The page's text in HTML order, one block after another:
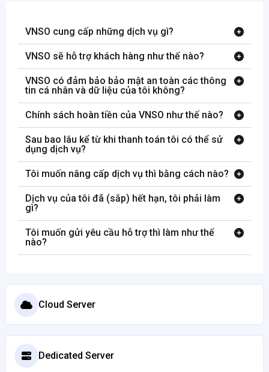
VNSO cung cấp những dịch vụ gì?
VNSO sẽ hỗ trợ khách hàng như thế nào?
VNSO có đảm bảo bảo mật an toàn các thông
tin cá nhân và dữ liệu của tôi không?
Chính sách hoàn tiền của VNSO như thế nào?
Sau bao lâu kể từ khi thanh toán tôi có thể sử
dụng dịch vụ?
Tôi muốn nâng cấp dịch vụ thì bằng cách nào?
Dịch vụ của tôi đã (sắp) hết hạn, tôi phải làm
gì?
Tôi muốn gửi yêu cầu hỗ trợ thì làm như thế
nào?
Cloud Server
Dedicated Server